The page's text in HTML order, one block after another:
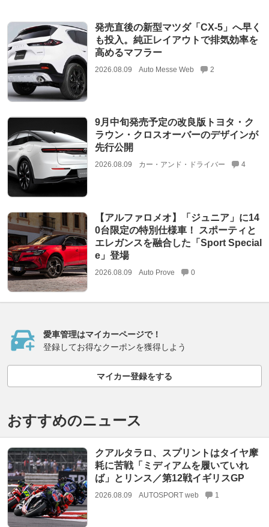
発売直後の新型マツダ「CX-5」へ早く
も投入。純正レイアウトで排気効率を
高めるマフラー
2026.08.09 Auto Messe Web 2
9月中旬発売予定の改良版トヨタ・ク
ラウン・クロスオーバーのデザインが
先行公開
2026.08.09 カー・アンド・ドライバー 4
【アルファロメオ】「ジュニア」に14
0台限定の特別仕様車！ スポーティと
エレガンスを融合した「Sport Special
e」登場
2026.08.09 Auto Prove 0
愛車管理はマイカーページで！
登録してお得なクーポンを獲得しよう
マイカー登録をする
おすすめのニュース
クアルタラロ、スプリントはタイヤ摩
耗に苦戦「ミディアムを履いていれ
ば」とリンス／第12戦イギリスGP
2026.08.09 AUTOSPORT web 1